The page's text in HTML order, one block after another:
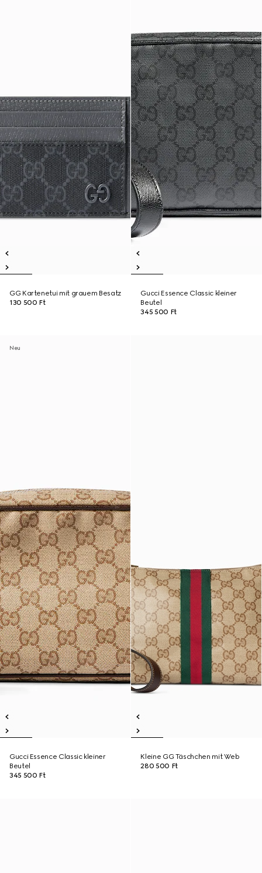
GG Kartenetui mit grauem Besatz
130 500 Ft
Gucci Essence Classic kleiner
Beutel
345 500 Ft
Neu
Gucci Essence Classic kleiner
Beutel
345 500 Ft
Kleine GG Täschchen mit Web
280 500 Ft